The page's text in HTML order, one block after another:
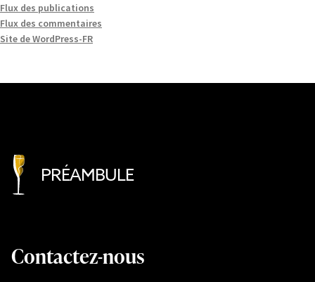
Flux des publications
Flux des commentaires
Site de WordPress-FR
PRÉAMBULE
Contactez-nous